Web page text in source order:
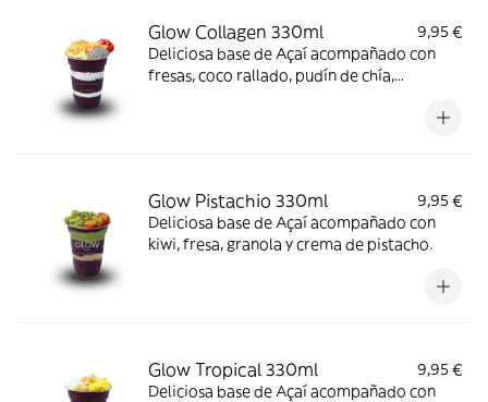
Glow Collagen 330ml
9,95 €
Deliciosa base de Açaí acompañado con
fresas, coco rallado, pudín de chía,
Glow Pistachio 330ml
9,95 €
Deliciosa base de Açaí acompañado con
kiwi, fresa, granola y crema de pistacho.
Glow Tropical 330ml
9,95 €
Deliciosa base de Açaí acompañado con